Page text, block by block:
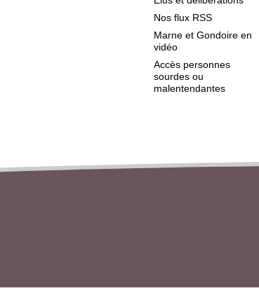
Nos flux RSS
Marne et Gondoire en
vidéo
Accès personnes
sourdes ou
malentendantes